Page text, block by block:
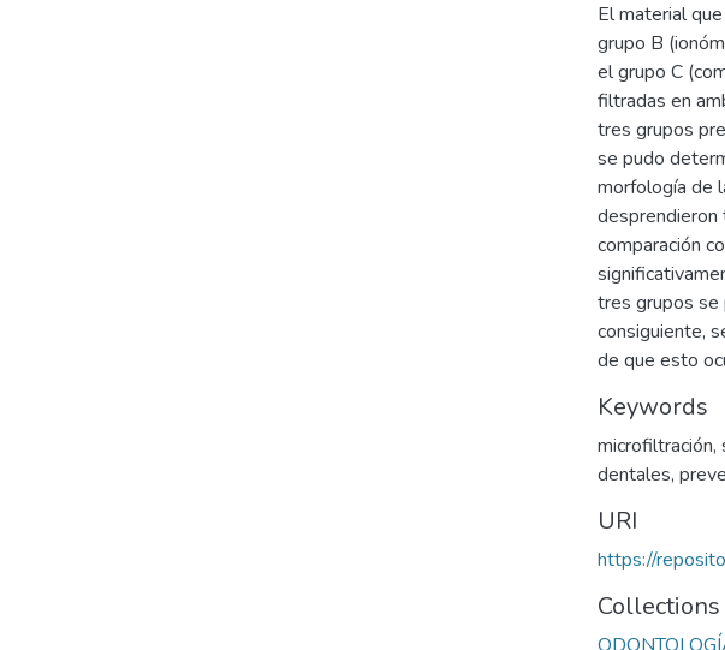
El material
grupo B
el grupo C
filtradas en
tres grupos
se pudo
morfología de
desprendieron
comparación
tres grupos se
consiguiente,
de que esto
Keywords
microfiltración,
dentales,
URI
https://
Collections